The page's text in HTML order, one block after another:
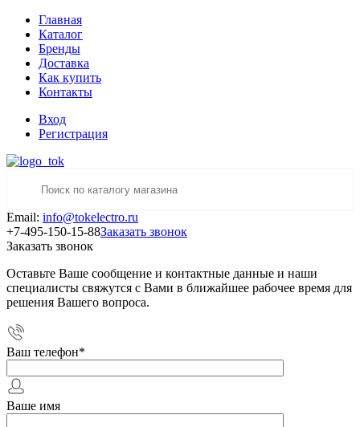
Главная
Каталог
Бренды
Доставка
Как купить
Контакты
Вход
Регистрация
Email: info@tokelectro.ru
+7-495-150-15-88Заказать звонок
Заказать звонок
Оставьте Ваше сообщение и контактные данные и наши
специалисты свяжутся с Вами в ближайшее рабочее время для
решения Вашего вопроса.
Ваш телефон*
Ваше имя